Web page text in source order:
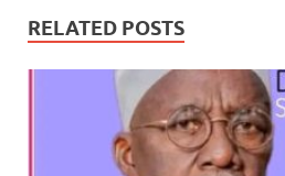
RELATED POSTS